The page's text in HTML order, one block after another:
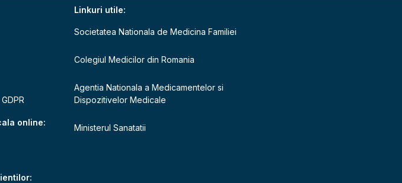
online:
Linkuri utile:
Societatea Nationala de Medicina Familiei
Colegiul Medicilor din Romania
Agentia Nationala a Medicamentelor si
Dispozitivelor Medicale
Ministerul Sanatatii